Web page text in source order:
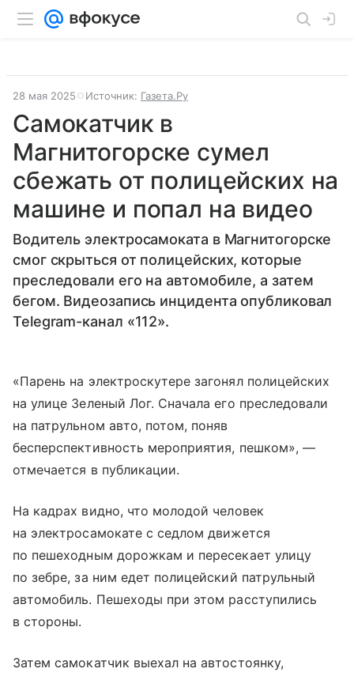
28 мая 2025 Источник: Газета.Ру
Самокатчик в
Магнитогорске сумел
сбежать от полицейских на
машине и попал на видео
Водитель электросамоката в Магнитогорске
смог скрыться от полицейских, которые
преследовали его на автомобиле, а затем
бегом. Видеозапись инцидента опубликовал
Telegram-канал «112».
«Парень на электроскутере загонял полицейских
на улице Зеленый Лог. Сначала его преследовали
на патрульном авто, потом, поняв
бесперспективность мероприятия, пешком», —
отмечается в публикации.
На кадрах видно, что молодой человек
на электросамокате с седлом движется
по пешеходным дорожкам и пересекает улицу
по зебре, за ним едет полицейский патрульный
автомобиль. Пешеходы при этом расступились
в стороны.
Затем самокатчик выехал на автостоянку,